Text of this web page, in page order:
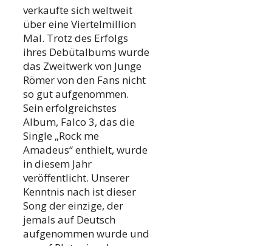
verkaufte sich weltweit
über eine Viertelmillion
Mal. Trotz des Erfolgs
ihres Debütalbums wurde
das Zweitwerk von Junge
Römer von den Fans nicht
so gut aufgenommen.
Sein erfolgreichstes
Album, Falco 3, das die
Single „Rock me
Amadeus“ enthielt, wurde
in diesem Jahr
veröffentlicht. Unserer
Kenntnis nach ist dieser
Song der einzige, der
jemals auf Deutsch
aufgenommen wurde und